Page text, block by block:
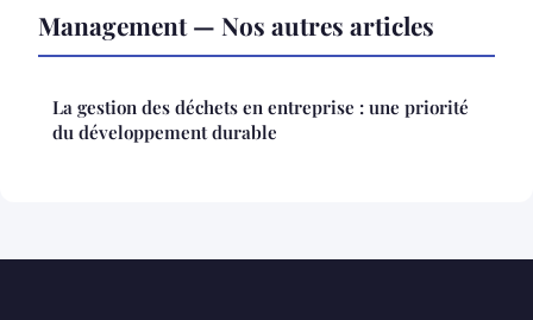
Management — Nos autres articles
La gestion des déchets en entreprise : une priorité
du développement durable